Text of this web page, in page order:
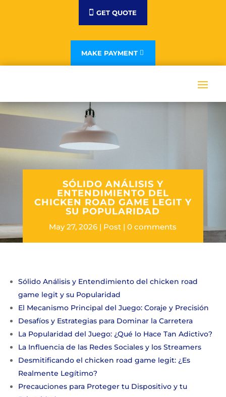
GET QUOTE
MAKE PAYMENT
SÓLIDO ANÁLISIS Y
ENTENDIMIENTO DEL
CHICKEN ROAD GAME LEGIT Y
SU POPULARIDAD
May 27, 2026 Post 0 comments
Sólido Análisis y Entendimiento del chicken road
game legit y su Popularidad
El Mecanismo Principal del Juego: Coraje y Precisión
Desafíos y Estrategias para Dominar la Carretera
La Popularidad del Juego: ¿Qué lo Hace Tan Adictivo?
La Influencia de las Redes Sociales y los Streamers
Desmitificando el chicken road game legit: ¿Es
Realmente Legítimo?
Precauciones para Proteger tu Dispositivo y tu